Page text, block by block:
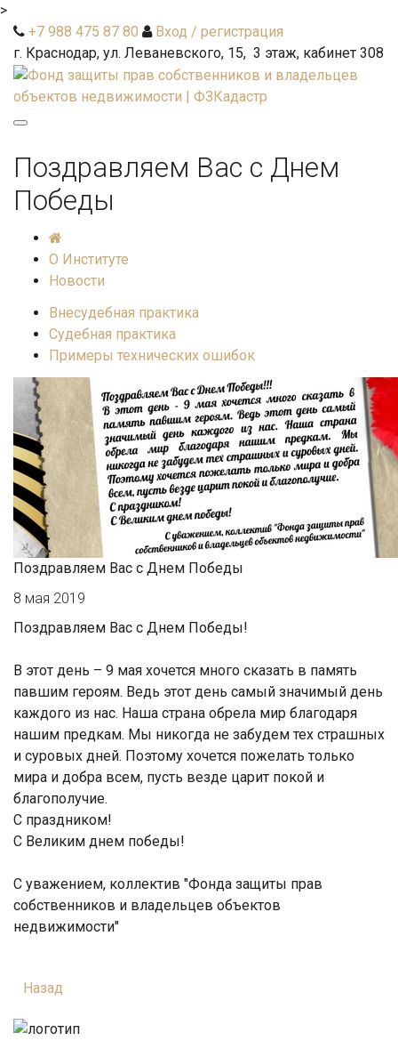
>
+7 988 475 87 80
Вход / регистрация
г. Краснодар, ул. Леваневского, 15, 3 этаж, кабинет 308
navigation
Поздравляем Вас с Днем
Победы
О Институте
Новости
Внесудебная практика
Судебная практика
Примеры технических ошибок
Поздравляем Вас с Днем Победы
8 мая 2019
Поздравляем Вас с Днем Победы!
В этот день – 9 мая хочется много сказать в память
павшим героям. Ведь этот день самый значимый день
каждого из нас. Наша страна обрела мир благодаря
нашим предкам. Мы никогда не забудем тех страшных
и суровых дней. Поэтому хочется пожелать только
мира и добра всем, пусть везде царит покой и
благополучие.
С праздником!
С Великим днем победы!
С уважением, коллектив "Фонда защиты прав
собственников и владельцев объектов
недвижимости"
Назад